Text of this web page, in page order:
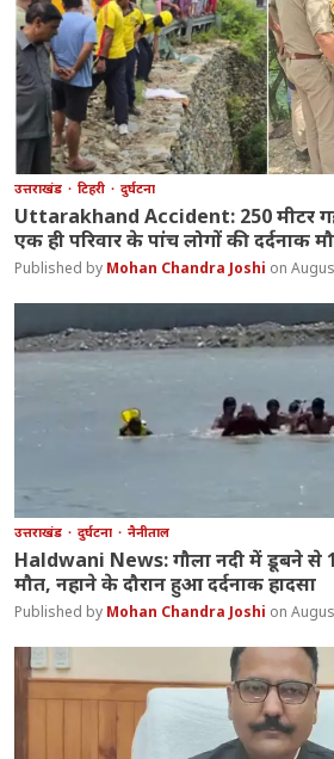
उत्तराखंड टिहरी दुर्घटना
Uttarakhand Accident: 250 मीटर
एक ही परिवार के पांच लोगों की दर्दनाक
Mohan Chandra Joshi
उत्तराखंड दुर्घटना नैनीताल
Haldwani News: गौला नदी में डूबने से
मौत, नहाने के दौरान हुआ दर्दनाक हादसा
Mohan Chandra Joshi